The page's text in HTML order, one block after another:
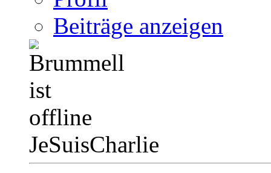
Beiträge anzeigen
JeSuisCharlie